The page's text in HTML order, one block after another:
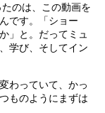
のは、この動画を
です。「ショー
」と。だってミュ
学び、そしてイン
わっていて、かっ
ものようにまずは